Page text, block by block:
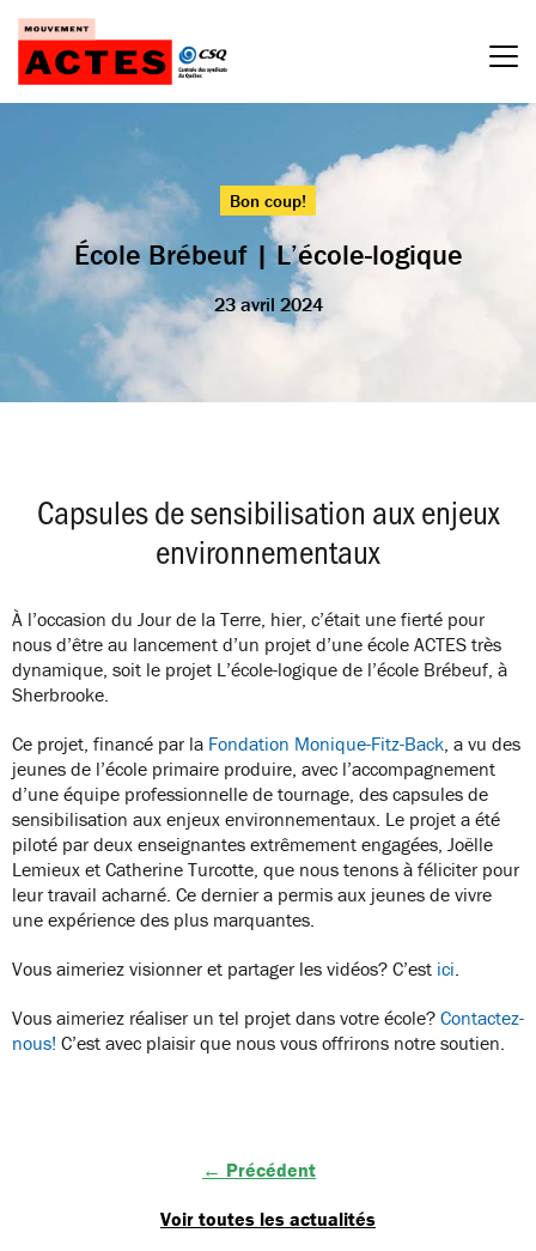
Passer
contenu
Bon coup!
École Brébeuf | L’école-logique
23 avril 2024
Capsules de sensibilisation aux enjeux
environnementaux
À l’occasion du Jour de la Terre, hier, c’était une fierté pour
nous d’être au lancement d’un projet d’une école ACTES très
dynamique, soit le projet L’école-logique de l’école Brébeuf, à
Sherbrooke.
Ce projet, financé par la Fondation Monique-Fitz-Back , a vu des
jeunes de l’école primaire produire, avec l’accompagnement
d’une équipe professionnelle de tournage, des capsules de
sensibilisation aux enjeux environnementaux. Le projet a été
piloté par deux enseignantes extrêmement engagées, Joëlle
Lemieux et Catherine Turcotte, que nous tenons à féliciter pour
leur travail acharné. Ce dernier a permis aux jeunes de vivre
une expérience des plus marquantes.
Vous aimeriez visionner et partager les vidéos? C’est ici
Vous aimeriez réaliser un tel projet dans votre école? Contactez-
nous! C’est avec plaisir que nous vous offrirons notre soutien.
← Précédent
Voir toutes les actualités